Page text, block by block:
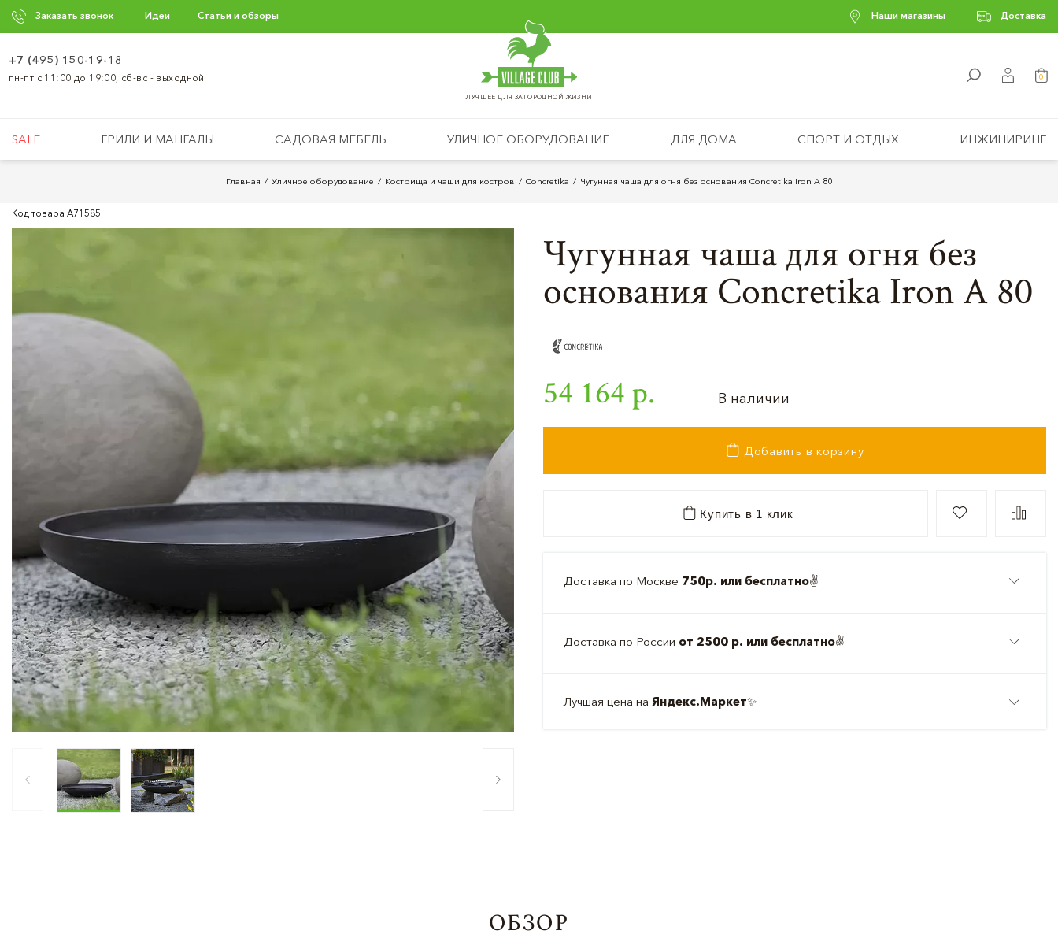
Заказать звонок Идеи Статьи и обзоры Наши магазины Доставка
ЛУЧШЕЕ ДЛЯ ЗАГОРОДНОЙ ЖИЗНИ
+7 (495) 150-19-18
пн-пт с 11:00 до 19:00, сб-вс - выходной 0
SALE ГРИЛИ И МАНГАЛЫ САДОВАЯ МЕБЕЛЬ УЛИЧНОЕ ОБОРУДОВАНИЕ ДЛЯ ДОМА СПОРТ И ОТДЫХ ИНЖИНИРИНГ
Главная Уличное оборудование Кострища и чаши для костров Concretika Чугунная чаша для огня без основания Concretika Iron A 80
Код товара A71585
Чугунная чаша для огня без
основания Concretika Iron A 80
54 164 р. В наличии
Добавить в корзину
Купить в 1 клик
Доставка по Москве 750р. или бесплатно✌️
Доставка по России от 2500 р. или бесплатно✌️
Лучшая цена на Яндекс.Маркет✨
ОБЗОР